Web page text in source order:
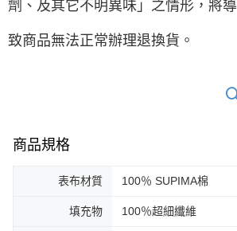
劑、及其它不明異味」之情形，將導
致商品無法正常辦理退換貨。
商品規格
表布材質 100％ SUPIMA棉
填充物 100％超細纖維